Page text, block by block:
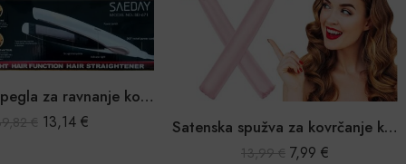
Keramička pegla za ravnanje kose
€ 13,14 € Satenska spužva za kovrčanje kose
13,99€ 7,99 €